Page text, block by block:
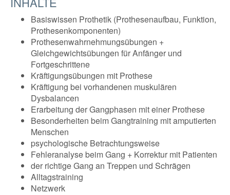
Basiswissen Prothetik (Prothesenaufbau, Funktion,
Prothesenkomponenten)
Prothesenwahrnehmungsübungen +
Gleichgewichtsübungen für Anfänger und
Fortgeschrittene
Kräftigungsübungen mit Prothese
Kräftigung bei vorhandenen muskulären
Dysbalancen
Erarbeitung der Gangphasen mit einer Prothese
Besonderheiten beim Gangtraining mit amputierten
Menschen
psychologische Betrachtungsweise
Fehleranalyse beim Gang + Korrektur mit Patienten
der richtige Gang an Treppen und Schrägen
Alltagstraining
Netzwerk